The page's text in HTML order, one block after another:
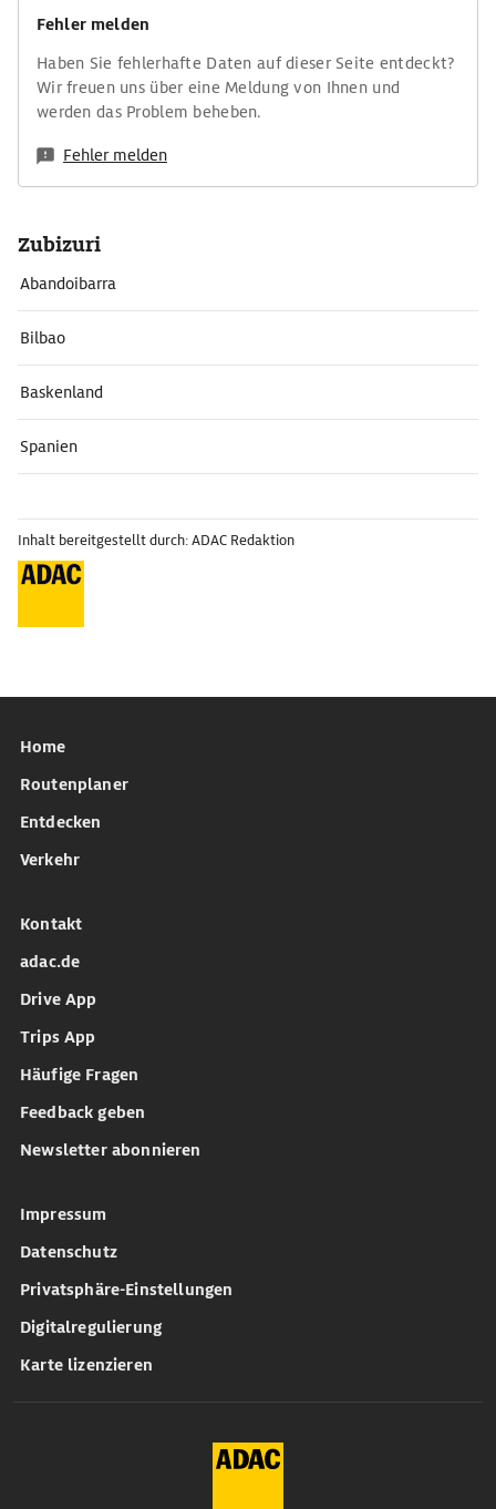
Fehler melden
Haben Sie fehlerhafte Daten auf dieser Seite entdeckt?
Wir freuen uns über eine Meldung von Ihnen und
werden das Problem beheben.
Fehler melden
Zubizuri
Abandoibarra
Bilbao
Baskenland
Spanien
Inhalt bereitgestellt durch: ADAC Redaktion
Home
Routenplaner
Entdecken
Verkehr
Kontakt
adac.de
Drive App
Trips App
Häufige Fragen
Feedback geben
Newsletter abonnieren
Impressum
Datenschutz
Privatsphäre-Einstellungen
Digitalregulierung
Karte lizenzieren